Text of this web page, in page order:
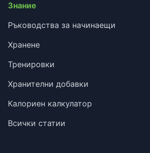
Знание
Ръководства за начинаещи
Хранене
Тренировки
Хранителни добавки
Калориен калкулатор
Всички статии